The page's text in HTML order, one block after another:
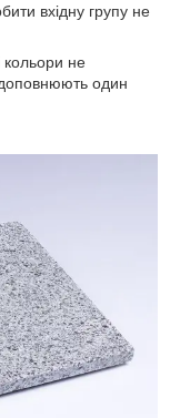
вхідну групу не
не
один